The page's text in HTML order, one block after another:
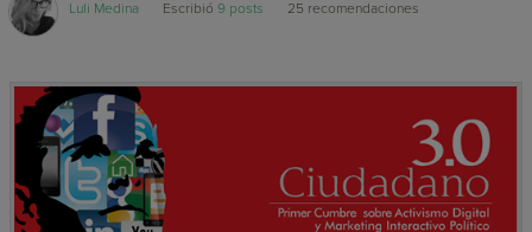
Luli Medina Escribió9 posts 25 recomendaciones